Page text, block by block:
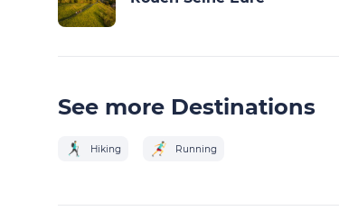
See more Destinations
Hiking Running